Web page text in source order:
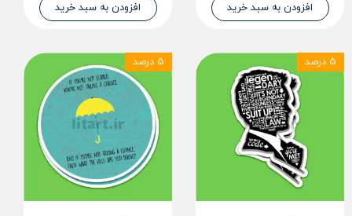
افزودن به سبد خرید افزودن به سبد خرید
۵ درصد ۵ درصد